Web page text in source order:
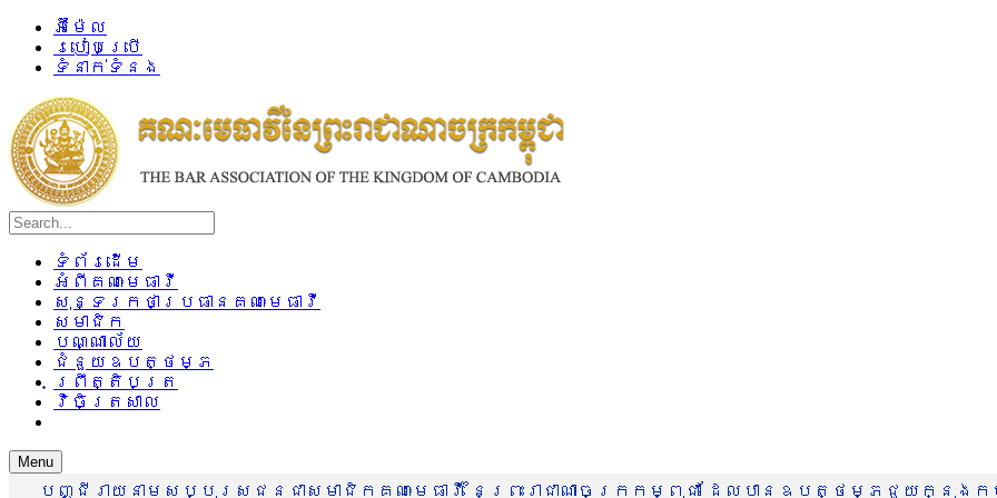
អ៊ីម៉ែល
របៀបប្រើ
ទំនាក់ទំនង
ទំព័រដើម
អំពីគណៈមេធាវី
សុន្ទរកថាប្រធានគណៈមេធាវី
សមាជិក
បណ្ណាល័យ
ជំនួយឧបត្ថម្ភ
ព្រឹត្តិបត្រ
វិចិត្រសាល
Menu
បញ្ជីរាយនាមសប្បុរសជនជាសមាជិកគណៈមេធាវី នៃព្រះរាជាណាចក្រកម្ពុជា ដែលបានឧបត្ថម្ភជួយក្នុង